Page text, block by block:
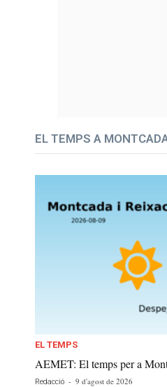
EL TEMPS A
EL TEMPS
AEMET: El temps per a
Redacció - 9 d'agost de 2026